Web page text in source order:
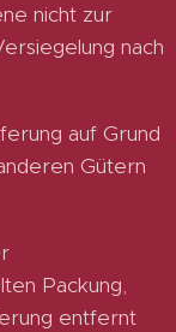
nicht zur
nach
auf Grund
Gütern
Packung,
entfernt